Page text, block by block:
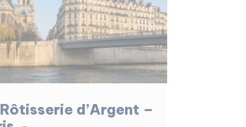
d’Argent –